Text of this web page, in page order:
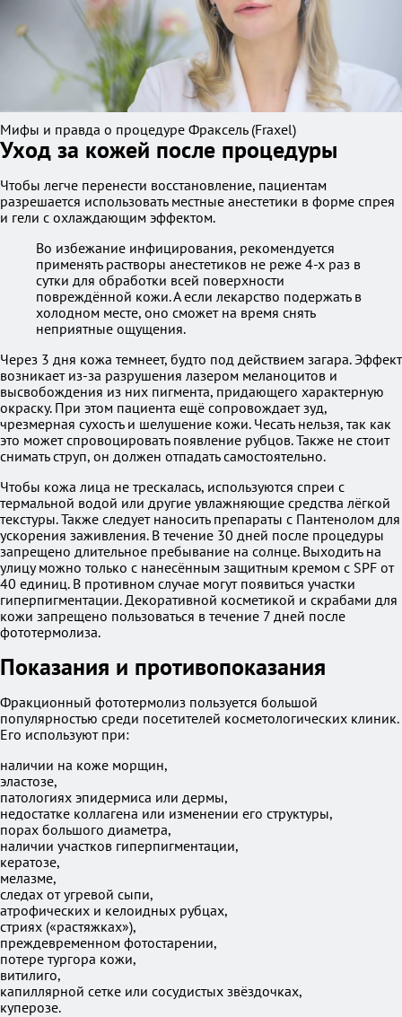
Мифы и правда о процедуре Фраксель (Fraxel)
Уход за кожей после процедуры
Чтобы легче перенести восстановление, пациентам
разрешается использовать местные анестетики в форме спрея
и гели с охлаждающим эффектом.
Во избежание инфицирования, рекомендуется
применять растворы анестетиков не реже 4-х раз в
сутки для обработки всей поверхности
повреждённой кожи. А если лекарство подержать в
холодном месте, оно сможет на время снять
неприятные ощущения.
Через 3 дня кожа темнеет, будто под действием загара. Эффект
возникает из-за разрушения лазером меланоцитов и
высвобождения из них пигмента, придающего характерную
окраску. При этом пациента ещё сопровождает зуд,
чрезмерная сухость и шелушение кожи. Чесать нельзя, так как
это может спровоцировать появление рубцов. Также не стоит
снимать струп, он должен отпадать самостоятельно.
Чтобы кожа лица не трескалась, используются спреи с
термальной водой или другие увлажняющие средства лёгкой
текстуры. Также следует наносить препараты с Пантенолом для
ускорения заживления. В течение 30 дней после процедуры
запрещено длительное пребывание на солнце. Выходить на
улицу можно только с нанесённым защитным кремом с SPF от
40 единиц. В противном случае могут появиться участки
гиперпигментации. Декоративной косметикой и скрабами для
кожи запрещено пользоваться в течение 7 дней после
фототермолиза.
Показания и противопоказания
Фракционный фототермолиз пользуется большой
популярностью среди посетителей косметологических клиник.
Его используют при:
наличии на коже морщин,
эластозе,
патологиях эпидермиса или дермы,
недостатке коллагена или изменении его структуры,
порах большого диаметра,
наличии участков гиперпигментации,
кератозе,
мелазме,
следах от угревой сыпи,
атрофических и келоидных рубцах,
стриях («растяжках»),
преждевременном фотостарении,
потере тургора кожи,
витилиго,
капиллярной сетке или сосудистых звёздочках,
куперозе.